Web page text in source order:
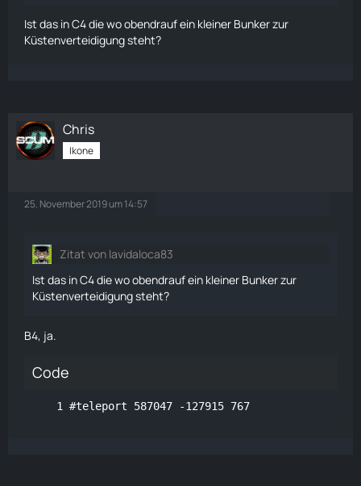
Ist das in C4 die wo obendrauf ein kleiner Bunker zur
Küstenverteidigung steht?
Chris
Ikone
25. November 2019 um 14:57
Zitat von lavidaloca83
Ist das in C4 die wo obendrauf ein kleiner Bunker zur
Küstenverteidigung steht?
B4, ja.
Code
#teleport 587047 -127915 767